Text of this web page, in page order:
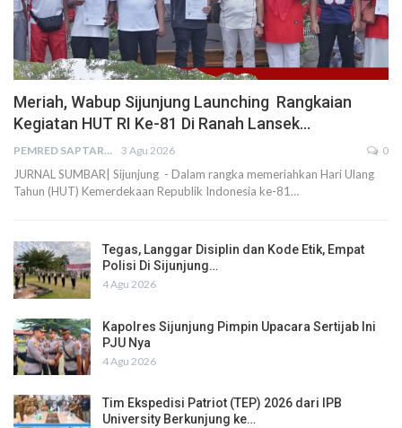
Meriah, Wabup Sijunjung Launching Rangkaian
Kegiatan HUT RI Ke-81 Di Ranah Lansek…
PEMRED SAPTARIUS 3 Agu 2026 0
JURNAL SUMBAR| Sijunjung - Dalam rangka memeriahkan Hari Ulang
Tahun (HUT) Kemerdekaan Republik Indonesia ke-81…
Tegas, Langgar Disiplin dan Kode Etik, Empat
Polisi Di Sijunjung…
4 Agu 2026
Kapolres Sijunjung Pimpin Upacara Sertijab Ini
PJU Nya
4 Agu 2026
Tim Ekspedisi Patriot (TEP) 2026 dari IPB
University Berkunjung ke…